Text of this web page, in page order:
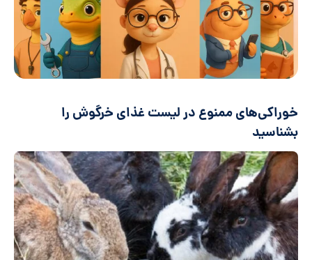
خوراکی‌های ممنوع در لیست غذای خرگوش را
بشناسید